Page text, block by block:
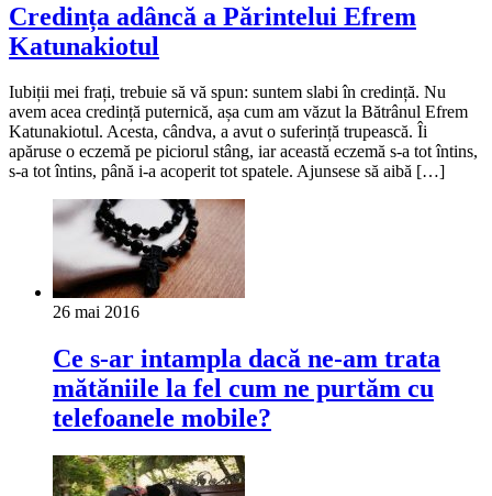
Credința adâncă a Părintelui Efrem
Katunakiotul
Iubiții mei frați, trebuie să vă spun: suntem slabi în credință. Nu
avem acea credință puternică, așa cum am văzut la Bătrânul Efrem
Katunakiotul. Acesta, cândva, a avut o suferință trupească. Îi
apăruse o eczemă pe piciorul stâng, iar această eczemă s-a tot întins,
s-a tot întins, până i-a acoperit tot spatele. Ajunsese să aibă […]
26 mai 2016
Ce s-ar intampla dacă ne-am trata
mătăniile la fel cum ne purtăm cu
telefoanele mobile?